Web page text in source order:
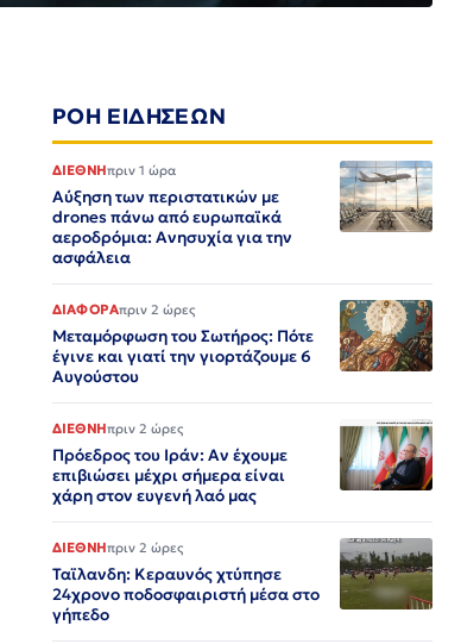
ΡΟΗ ΕΙΔΗΣΕΩΝ
ΔΙΕΘΝΗπριν 1 ώρα
Αύξηση των περιστατικών με
drones πάνω από ευρωπαϊκά
αεροδρόμια: Ανησυχία για την
ασφάλεια
ΔΙΑΦΟΡΑπριν 2 ώρες
Μεταμόρφωση του Σωτήρος: Πότε
έγινε και γιατί την γιορτάζουμε 6
Αυγούστου
ΔΙΕΘΝΗπριν 2 ώρες
Πρόεδρος του Ιράν: Αν έχουμε
επιβιώσει μέχρι σήμερα είναι
χάρη στον ευγενή λαό μας
ΔΙΕΘΝΗπριν 2 ώρες
Ταϊλανδη: Κεραυνός χτύπησε
24χρονο ποδοσφαιριστή μέσα στο
γήπεδο